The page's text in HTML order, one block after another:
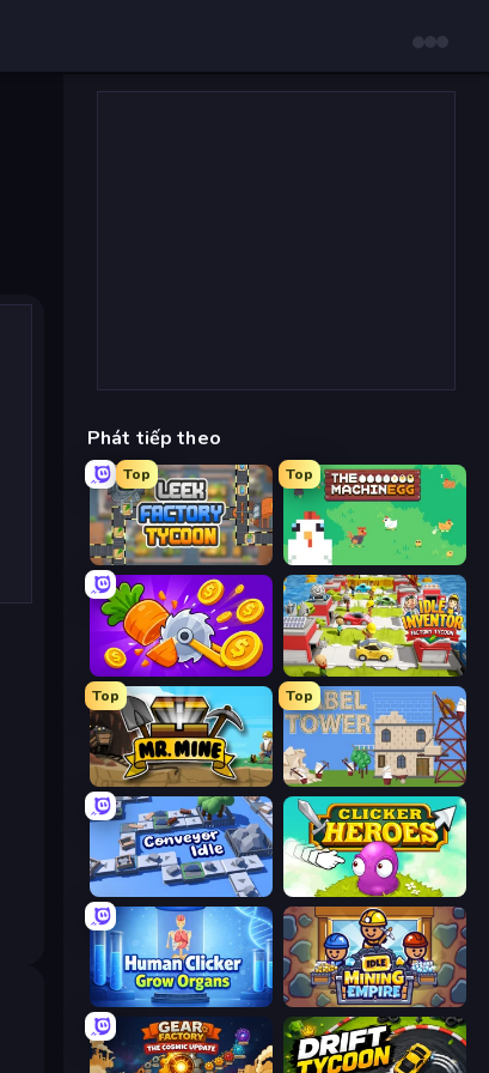
Phát tiếp theo
Top
Leek Factory Tycoon
Top
The MachinEGG
Farm Ring Idle Idle Inventor
Top
Mr. Mine
Top
Babel Tower
Conveyor Idle Clicker Heroes
Human Clicker: Grow Organs Idle Mining Empire